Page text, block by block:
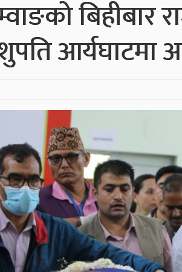
बिहीबार
आर्यघाटमा